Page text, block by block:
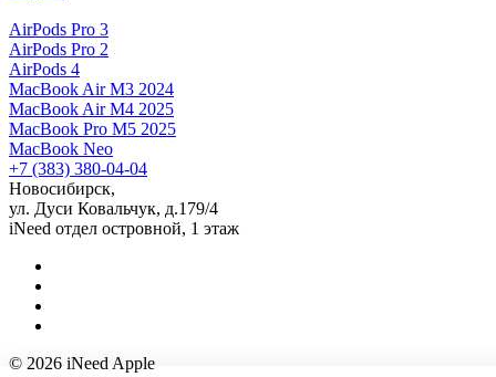
AirPods Pro 3
AirPods Pro 2
AirPods 4
MacBook Air M3 2024
MacBook Air M4 2025
MacBook Pro M5 2025
MacBook Neo
+7 (383) 380-04-04
Новосибирск,
ул. Дуси Ковальчук, д.179/4
iNeed отдел островной, 1 этаж
© 2026 iNeed Apple